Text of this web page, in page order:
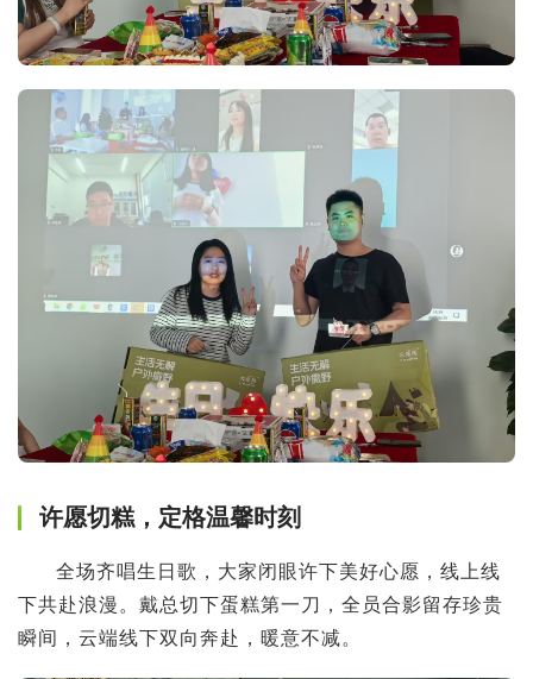
许愿切糕，定格温馨时刻
全场齐唱生日歌，大家闭眼许下美好心愿，线上线
下共赴浪漫。戴总切下蛋糕第一刀，全员合影留存珍贵
瞬间，云端线下双向奔赴，暖意不减。